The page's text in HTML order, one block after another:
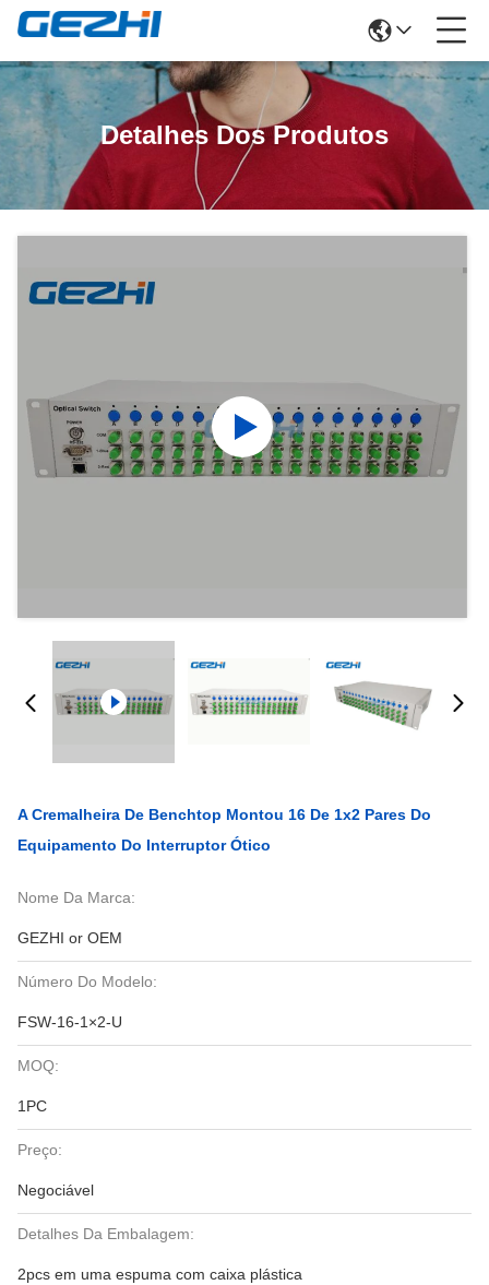
Detalhes Dos Produtos
A Cremalheira De Benchtop Montou 16 De 1x2 Pares Do
Equipamento Do Interruptor Ótico
Nome Da Marca:
GEZHI or OEM
Número Do Modelo:
FSW-16-1×2-U
MOQ:
1PC
Preço:
Negociável
Detalhes Da Embalagem:
2pcs em uma espuma com caixa plástica